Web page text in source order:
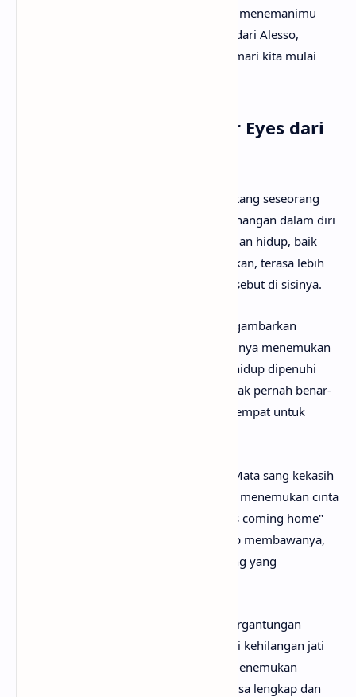
akan menemanimu
mencari tahu maksud lagu In Your Eyes dari Alesso,
OneRepublic. Tanpa berlama-lama lagi, mari kita mulai
Arti Makna Lagu In Your Eyes dari
Lirik lagu In Your Eyes menceritakan tentang seseorang
yang menemukan makna cinta dan ketenangan dalam diri
orang yang dicintainya. Setiap pengalaman hidup, baik
yang menyenangkan maupun menyakitkan, terasa lebih
mudah dijalani karena adanya sosok tersebut di sisinya.
, sang penyanyi menggambarkan
bagaimana pasangannya membantu dirinya menemukan
kembali keyakinan dan harapan. Meski hidup dipenuhi
berbagai naik turun emosi, ia merasa tidak pernah benar-
benar sendirian karena selalu memiliki tempat untuk
menjadi inti dari pesan lagu ini. Mata sang kekasih
digambarkan sebagai tempat di mana ia menemukan cinta
yang paling tulus. Ungkapan "I'm always coming home"
menunjukkan bahwa ke mana pun hidup membawanya,
hatinya akan selalu kembali kepada orang yang
Lirik ini juga menekankan perasaan ketergantungan
emosional yang positif. Bukan dalam arti kehilangan jati
diri, melainkan karena ia merasa telah menemukan
seseorang yang membuat hidupnya terasa lengkap dan